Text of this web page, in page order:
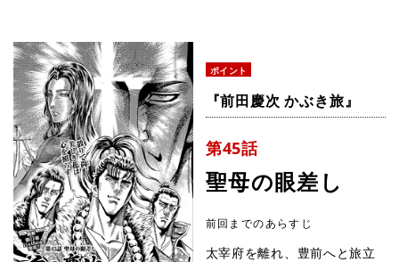
ポイント
『前田慶次 かぶき旅』
第45話
聖母の眼差し
前回までのあらすじ
太宰府を離れ、豊前へと旅立